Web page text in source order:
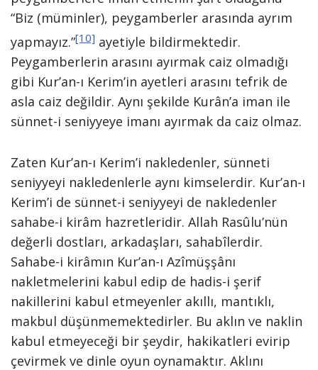
“Biz (müminler), peygamberler arasında ayrım
yapmayız.”[10] ayetiyle bildirmektedir.
Peygamberlerin arasını ayırmak caiz olmadığı
gibi Kur’an-ı Kerim’in ayetleri arasını tefrik de
asla caiz değildir. Aynı şekilde Kurân’a iman ile
sünnet-i seniyyeye imanı ayırmak da caiz olmaz.
Zaten Kur’an-ı Kerim’i nakledenler, sünneti
seniyyeyi nakledenlerle aynı kimselerdir. Kur’an-ı
Kerim’i de sünnet-i seniyyeyi de nakledenler
sahabe-i kirâm hazretleridir. Allah Rasûlu’nün
değerli dostları, arkadaşları, sahabîlerdir.
Sahabe-i kirâmın Kur’an-ı Azîmüşşânı
nakletmelerini kabul edip de hadis-i şerif
nakillerini kabul etmeyenler akıllı, mantıklı,
makbul düşünmemektedirler. Bu aklın ve naklin
kabul etmeyeceği bir şeydir, hakikatleri evirip
çevirmek ve dinle oyun oynamaktır. Aklını